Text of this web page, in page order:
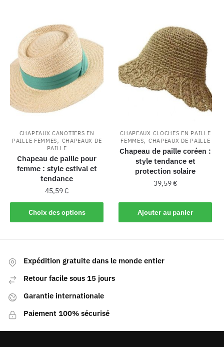
CHAPEAUX CANOTIERS EN
PAILLE FEMMES, CHAPEAUX DE
PAILLE
Chapeau de paille pour
femme : style estival et
tendance
45,59€
Choix des options
CHAPEAUX CLOCHES EN PAILLE
FEMMES, CHAPEAUX DE PAILLE
Chapeau de paille coréen :
style tendance et
protection solaire
39,59€
Ajouter au panier
Expédition gratuite dans le monde entier
Retour facile sous 15 jours
Garantie internationale
Paiement 100% sécurisé